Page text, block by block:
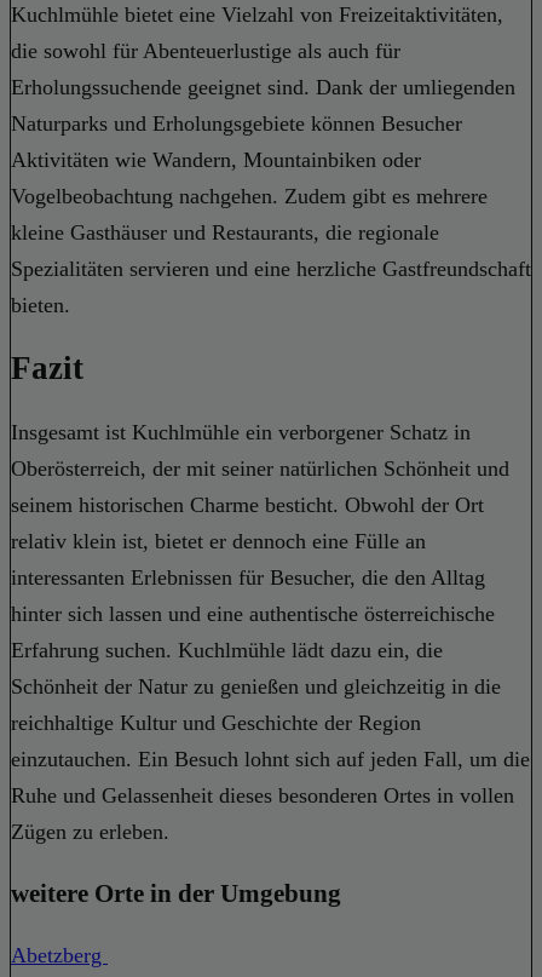
Kuchlmühle bietet eine Vielzahl von Freizeitaktivitäten,
die sowohl für Abenteuerlustige als auch für
Erholungssuchende geeignet sind. Dank der umliegenden
Naturparks und Erholungsgebiete können Besucher
Aktivitäten wie Wandern, Mountainbiken oder
Vogelbeobachtung nachgehen. Zudem gibt es mehrere
kleine Gasthäuser und Restaurants, die regionale
Spezialitäten servieren und eine herzliche Gastfreundschaft
bieten.
Fazit
Insgesamt ist Kuchlmühle ein verborgener Schatz in
Oberösterreich, der mit seiner natürlichen Schönheit und
seinem historischen Charme besticht. Obwohl der Ort
relativ klein ist, bietet er dennoch eine Fülle an
interessanten Erlebnissen für Besucher, die den Alltag
hinter sich lassen und eine authentische österreichische
Erfahrung suchen. Kuchlmühle lädt dazu ein, die
Schönheit der Natur zu genießen und gleichzeitig in die
reichhaltige Kultur und Geschichte der Region
einzutauchen. Ein Besuch lohnt sich auf jeden Fall, um die
Ruhe und Gelassenheit dieses besonderen Ortes in vollen
Zügen zu erleben.
weitere Orte in der Umgebung
Abetzberg